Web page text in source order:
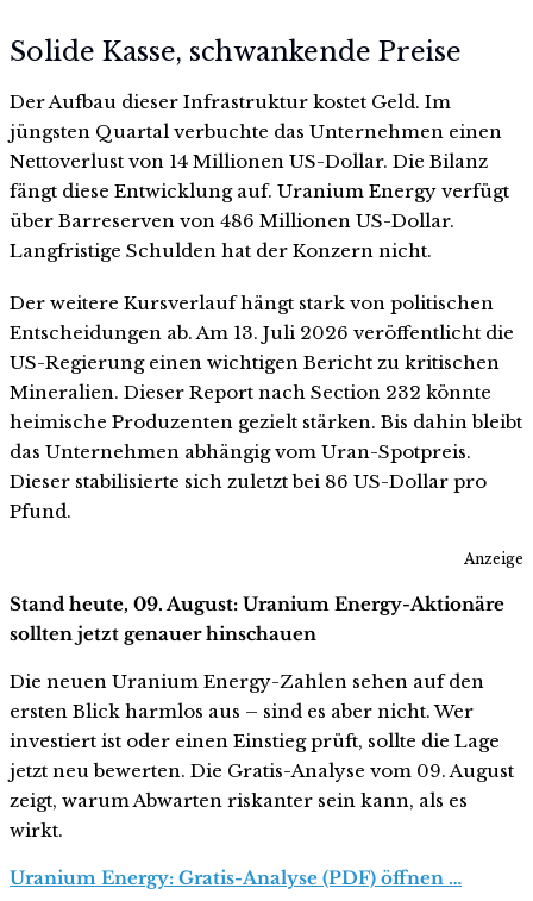
Solide Kasse, schwankende Preise
Der Aufbau dieser Infrastruktur kostet Geld. Im
jüngsten Quartal verbuchte das Unternehmen einen
Nettoverlust von 14 Millionen US-Dollar. Die Bilanz
fängt diese Entwicklung auf. Uranium Energy verfügt
über Barreserven von 486 Millionen US-Dollar.
Langfristige Schulden hat der Konzern nicht.
Der weitere Kursverlauf hängt stark von politischen
Entscheidungen ab. Am 13. Juli 2026 veröffentlicht die
US-Regierung einen wichtigen Bericht zu kritischen
Mineralien. Dieser Report nach Section 232 könnte
heimische Produzenten gezielt stärken. Bis dahin bleibt
das Unternehmen abhängig vom Uran-Spotpreis.
Dieser stabilisierte sich zuletzt bei 86 US-Dollar pro
Pfund.
Anzeige
Stand heute, 09. August: Uranium Energy-Aktionäre
sollten jetzt genauer hinschauen
Die neuen Uranium Energy-Zahlen sehen auf den
ersten Blick harmlos aus – sind es aber nicht. Wer
investiert ist oder einen Einstieg prüft, sollte die Lage
jetzt neu bewerten. Die Gratis-Analyse vom 09. August
zeigt, warum Abwarten riskanter sein kann, als es
wirkt.
Uranium Energy: Gratis-Analyse (PDF) öffnen …